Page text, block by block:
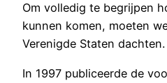
Om volledig te begrijpen
kunnen komen, moeten
Verenigde Staten dachten.
In 1997 publiceerde de